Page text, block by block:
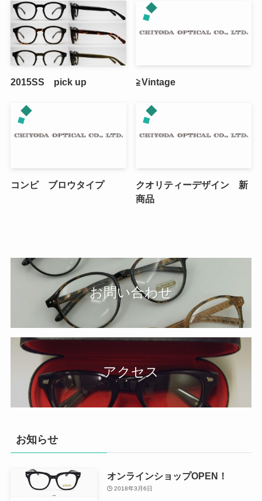
2015SS pick up ≧Vintage
コンビ ブロウタイプ
クオリティーデザイン 新
商品
お問い合わせ
アクセス
お知らせ
オンラインショップOPEN！
2018年3月6日